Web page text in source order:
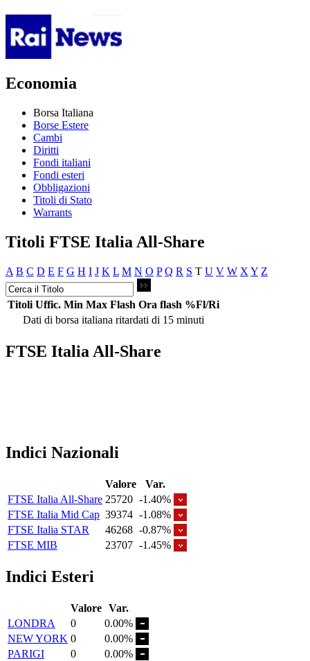
Economia
Borsa Italiana
Borse Estere
Cambi
Diritti
Fondi italiani
Fondi esteri
Obbligazioni
Titoli di Stato
Warrants
Titoli FTSE Italia All-Share
A B C D E F G H I J K L M N O P Q R S T U V W X Y Z
Titoli Uffic. Min Max Flash Ora flash %Fl/Ri
Dati di borsa italiana ritardati di 15 minuti
FTSE Italia All-Share
Indici Nazionali
Valore
Var.
FTSE Italia All-Share 25720 -1.40%
FTSE Italia Mid Cap 39374 -1.08%
FTSE Italia STAR
46268 -0.87%
FTSE MIB
23707 -1.45%
Indici Esteri
Valore Var.
LONDRA
0
0.00%
NEW YORK 0
0.00%
PARIGI
0
0.00%